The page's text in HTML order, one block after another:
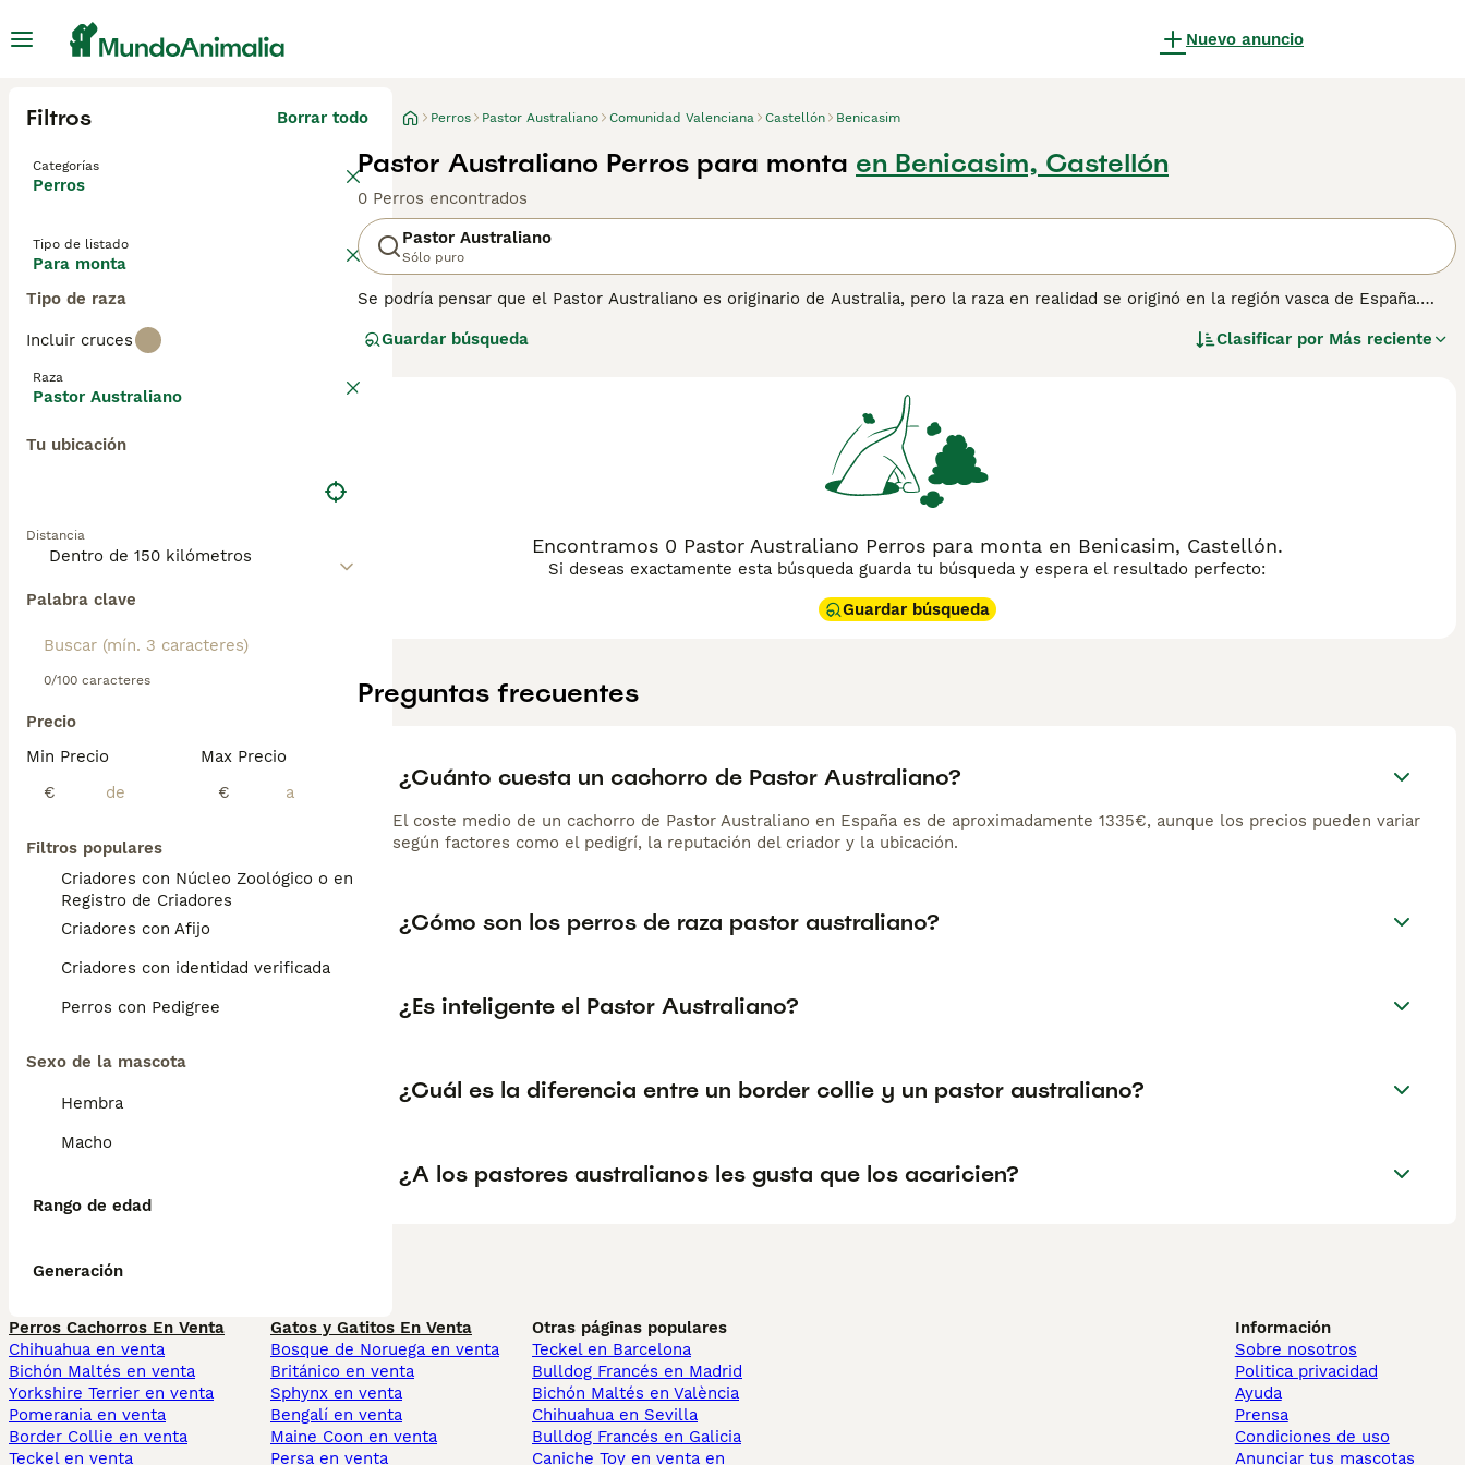
Nuevo anuncio
Filtros Borrar todo
Categorías
Perros
Tipo de listado
Para monta
Tipo de raza
Incluir cruces
Raza
Pastor Australiano
Tu ubicación
Distancia
Palabra clave
0/100 caracteres
Precio
Min Precio
€
Max Precio
€
Filtros populares
Criadores con Núcleo Zoológico o en el
Registro de Criadores
Criadores con Afijo
Criadores con identidad verificada
Perros con Pedigree
Sexo de la mascota
Hembra
Macho
Rango de edad
Generación
Perros Pastor Australiano Comunidad Valenciana Castellón Benicasim
Pastor Australiano Perros para monta en Benicasim, Castellón
0 Perros encontrados
Pastor Australiano
Sólo puro
Se podría pensar que el Pastor Australiano es originario de Australia, pero la raza en realidad se originó en la región vasca de España.
hoy. En Estados Unidos, el Aussie o Little Blue Dog, como se les sueles llamar, siguen siendo unos de los perros de trabajo y mascotas
para obtener información sobre esta raza de perro.
Guardar búsqueda Clasificar por Más reciente
Encontramos 0 Pastor Australiano Perros para monta en Benicasim, Castellón.
Si deseas exactamente esta búsqueda guarda tu búsqueda y espera el resultado perfecto:
Guardar búsqueda
Preguntas frecuentes
¿Cuánto cuesta un cachorro de Pastor Australiano?
El coste medio de un cachorro de Pastor Australiano en España es de aproximadamente 1335€, aunque los precios pueden variar
según factores como el pedigrí, la reputación del criador y la ubicación.
¿Cómo son los perros de raza pastor australiano?
¿Es inteligente el Pastor Australiano?
¿Cuál es la diferencia entre un border collie y un pastor australiano?
¿A los pastores australianos les gusta que los acaricien?
Perros Cachorros En Venta
Chihuahua en venta
Bichón Maltés en venta
Yorkshire Terrier en venta
Pomerania en venta
Border Collie en venta
Teckel en venta
Gatos y Gatitos En Venta
Bosque de Noruega en venta
Británico en venta
Sphynx en venta
Bengalí en venta
Maine Coon en venta
Persa en venta
Otras páginas populares
Teckel en Barcelona
Bulldog Francés en Madrid
Bichón Maltés en València
Chihuahua en Sevilla
Bulldog Francés en Galicia
Caniche Toy en venta en
Información
Sobre nosotros
Politica privacidad
Ayuda
Prensa
Condiciones de uso
Anunciar tus mascotas